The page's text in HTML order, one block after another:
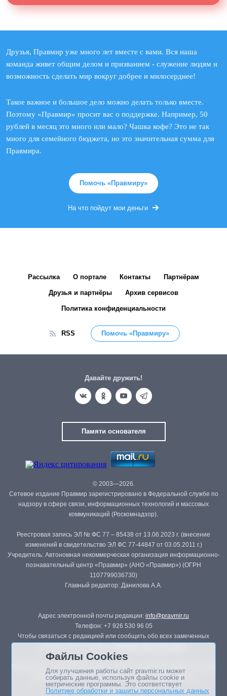
Друзья, Правмир уже много лет вместе с вами. Вся наша
команда живет общим делом и призванием - служение людям и
возможность сделать мир вокруг добрее и милосерднее!
Такое важное и большое дело можно делать только вместе.
Поэтому «Правмир» просит вас о поддержке. Например, 50
рублей в месяц это много или мало? Чашка кофе? Это не так
много для семейного бюджета, но это значительная сумма для
Правмира.
Помочь «Правмиру»
На что пойдут мои деньги
Рассылка О портале Контакты Партнёрам
Друзья и партнёры Архив сервисов
Политика конфиденциальности
RSS Помочь «Правмиру»
Давайте дружить!
Памяти основателя
© 2003—2026.
Сетевое издание Правмир зарегистрировано в Федеральной службе по
надзору в сфере связи, информационных технологий и массовых
коммуникаций (Роскомнадзор).
Реестровая запись ЭЛ № ФС 77 – 85438 от 13.06.2023 г. (внесение
изменений в свидетельство ЭЛ ФС 77-44847 от 03.05.2011 г.)
Учредитель: Автономная некоммерческая организация информационно-
познавательный центр «Правмир» (АНО «Правмир») (ОГРН
1107799036730)
Главный редактор: Данилова А.А.
Адрес электронной почты редакции: info@pravmir.ru
Телефон: +7 926 530 96 05
Чтобы связаться с редакцией или сообщить обо всех замеченных
Републикация материалов сайта в печатных изданиях (книгах, прессе)
возможна только с письменного разрешения редакции.
Файлы Cookies
Для улучшения работы сайт pravmir.ru может
собирать данные, используя файлы cookie и
метрические программы. Это соответствует
Политике обработки и защиты персональных данных